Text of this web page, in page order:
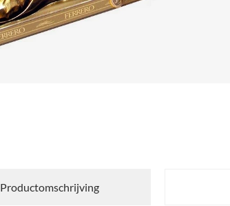
Productomschrijving